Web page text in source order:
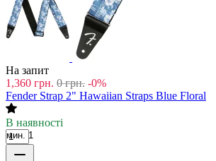
На запит
1,360 грн. 0 грн. -0%
Fender Strap 2" Hawaiian Straps Blue Floral
В наявності
мин. 1